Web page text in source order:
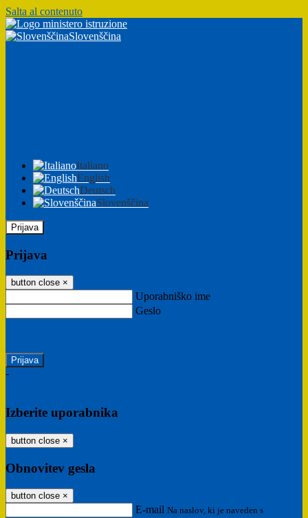
Salta al contenuto
Slovenščina
Italiano
English
Deutsch
Slovenščina
Prijava
Prijava
button close ×
Uporabniško ime
Geslo
-
Izberite uporabnika
button close ×
Obnovitev gesla
button close ×
E-mail Na naslov, ki je naveden s